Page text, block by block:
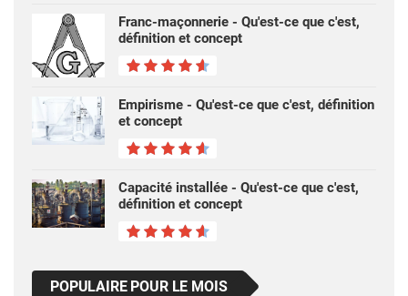
Franc-maçonnerie - Qu'est-ce que c'est,
définition et concept
Empirisme - Qu'est-ce que c'est, définition
et concept
Capacité installée - Qu'est-ce que c'est,
définition et concept
POPULAIRE POUR LE MOIS